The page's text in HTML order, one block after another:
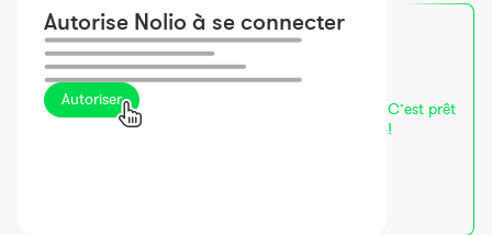
Autorise Nolio à se connecter
Autoriser
C’est prêt
!